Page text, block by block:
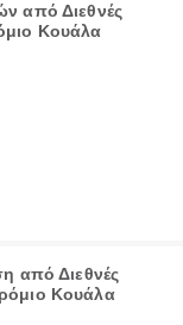
από Διεθνές
Κουάλα
από Διεθνές
Κουάλα